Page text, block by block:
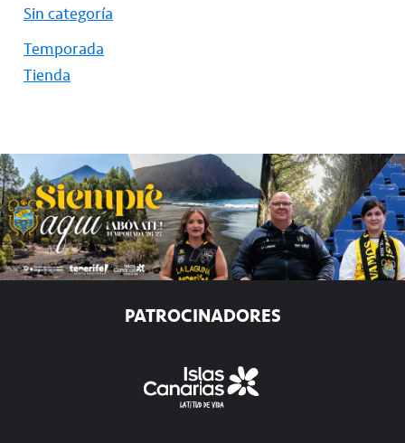
Sin categoría
Temporada
Tienda
PATROCINADORES